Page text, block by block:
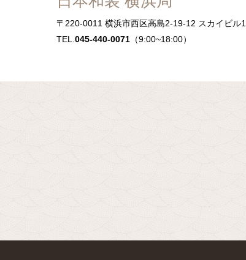
〒220-0011 横浜市西区高島2-19-12 スカイビル
TEL. 045-440-0071 （9:00~18:00）